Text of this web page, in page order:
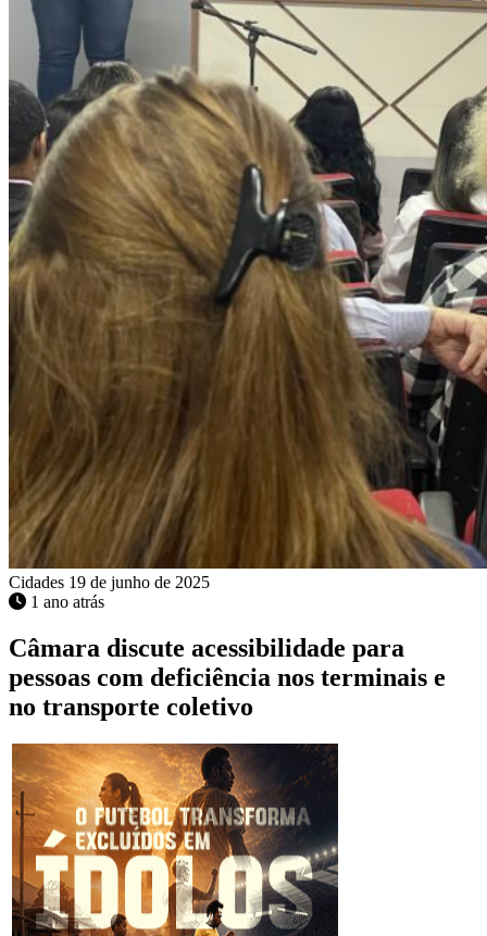
Cidades 19 de junho de 2025
1 ano atrás
Câmara discute acessibilidade para
pessoas com deficiência nos terminais e
no transporte coletivo